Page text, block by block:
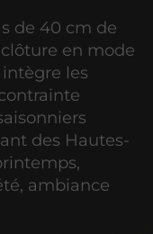
de 40 cm de
en mode
les
des Hautes-
ambiance